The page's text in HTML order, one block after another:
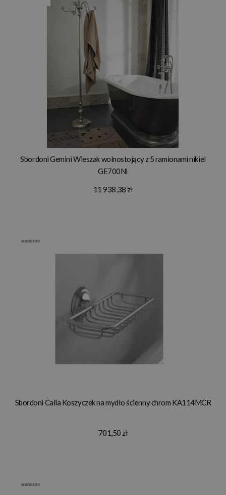
Sbordoni Gemini Wieszak wolnostojący z 5 ramionami nikiel
GE700NI
11 938,38 zł
Sbordoni Calla Koszyczek na mydło ścienny chrom KA114MCR
701,50 zł